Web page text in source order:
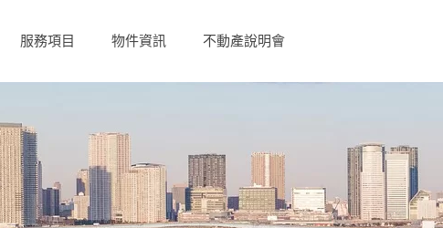
服務項目 物件資訊 不動產說明會